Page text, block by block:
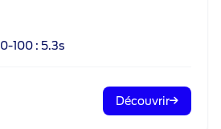
0-100 : 5.3s
Découvrir